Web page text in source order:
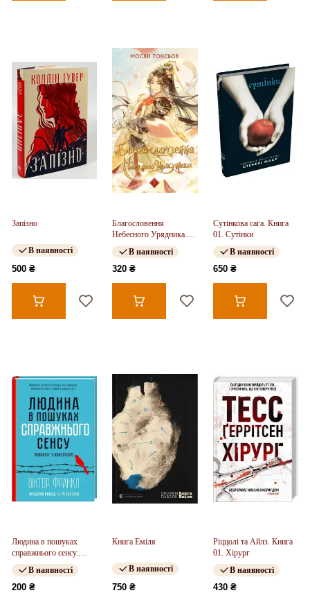
Запізно
В наявності
500 ₴
Благословення
Небесного Урядника.
Том 2
В наявності
320 ₴
Сутінкова сага. Книга
01. Сутінки
В наявності
650 ₴
Людина в пошуках
справжнього сенсу.
Психолог у концтаборі
В наявності
200 ₴
Книга Еміля
В наявності
750 ₴
Ріццолі та Айлз. Книга
01. Хірург
В наявності
430 ₴